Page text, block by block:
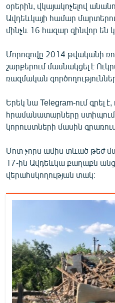
ՓՈԴՔԱՍԹ
English
Русский
ՀԵՏԵՎԵՔ ՄԵԶ
«Ազատության» բոլոր
օրերին, վկայակոչելով
Ավդեևկայի համար
մինչև 16 հազար զինվոր են
Մորոզովը 2014 թվականի
շարքերում մասնակցել է
ռազմական
Երեկ նա Telegram-ում գրել
հրամանատարները ստիպում
կորուստների մասին
Մոտ չորս ամիս տևած թեժ
17-ին Ավդեևկա քաղաքն
վերահսկողության տակ։